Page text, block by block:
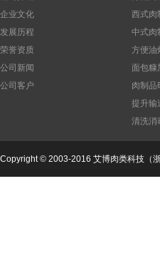
企业文化
发展历程
荣誉资质
公司新闻
公司客户
西式肉
中式肉
列
方便油
设备
面包糠
肉制品
设备
提升输
清洗消
Copyright © 2003-2016 艾博肉类科技（